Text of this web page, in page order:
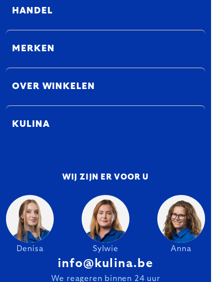
HANDEL
MERKEN
OVER WINKELEN
KULINA
WIJ ZIJN ER VOOR U
Denisa Sylwie Anna
info@kulina.be
We reageren binnen 24 uur